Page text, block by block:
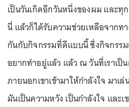
เป็นวันเกิดอีกวันหนึ่งของผม และ
นี่ แล้วก็ได้รับความช่วยเหลือจากท
กันกับกิจกรรมที่ดีแบบนี้ ซึ่งกิจกรรม
อยากทำอยู่แล้ว แล้ว ณ วันที่เราเ
ภายนอกเขาเข้ามาให้กำลังใจ มา
มันเป็นความหวัง เป็นกำลังใจ และ